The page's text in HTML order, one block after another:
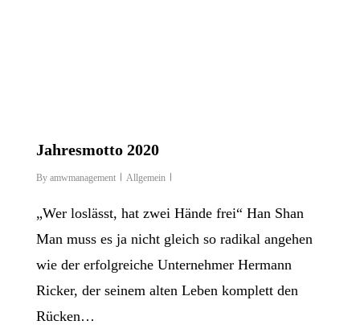
Jahresmotto 2020
By amwmanagement Allgemein
„Wer loslässt, hat zwei Hände frei“ Han Shan
Man muss es ja nicht gleich so radikal angehen
wie der erfolgreiche Unternehmer Hermann
Ricker, der seinem alten Leben komplett den
Rücken…